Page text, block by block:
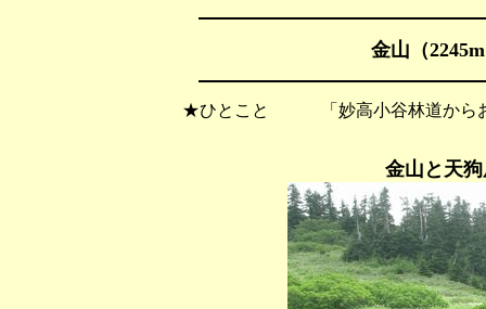
金山（
★ひとこと 「妙高小谷林道からお
金山と天